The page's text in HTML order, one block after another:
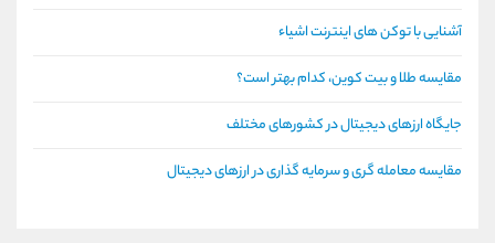
آشنایی با توکن های اینترنت اشیاء
مقایسه طلا و بیت کوین، کدام بهتر است؟
جایگاه ارزهای دیجیتال در کشورهای مختلف
مقایسه معامله گری و سرمایه گذاری در ارزهای دیجیتال